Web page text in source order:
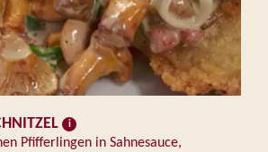
Pfifferlingen in Sahnesauce,